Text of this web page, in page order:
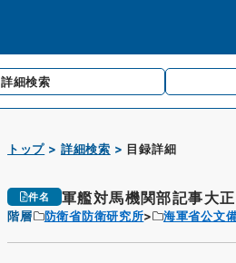
詳細検索
トップ 詳細検索 目録詳細
件名 軍艦対馬機関部記事大
階層 防衛省防衛研究所 海軍省公文